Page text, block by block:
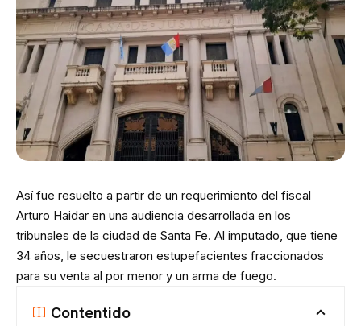
Así fue resuelto a partir de un requerimiento del fiscal
Arturo Haidar en una audiencia desarrollada en los
tribunales de la ciudad de Santa Fe. Al imputado, que tiene
34 años, le secuestraron estupefacientes fraccionados
para su venta al por menor y un arma de fuego.
Contentido